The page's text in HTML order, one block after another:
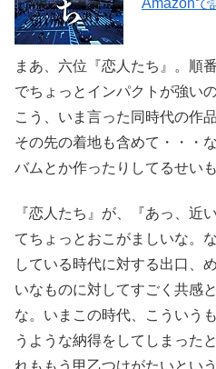
まあ、六位『恋人たち』。順
でちょっとインパクトが強い
こう、いま言った同時代の作
その先の着地も含めて・・・
バムとか作ったりしてるせいも
『恋人たち』が、『あっ、近
てちょっとおこがましいな。
している時代に対する出口、
いなものに対してすごく共感
な。いまこの時代、こういう
うような納得をしてしまった